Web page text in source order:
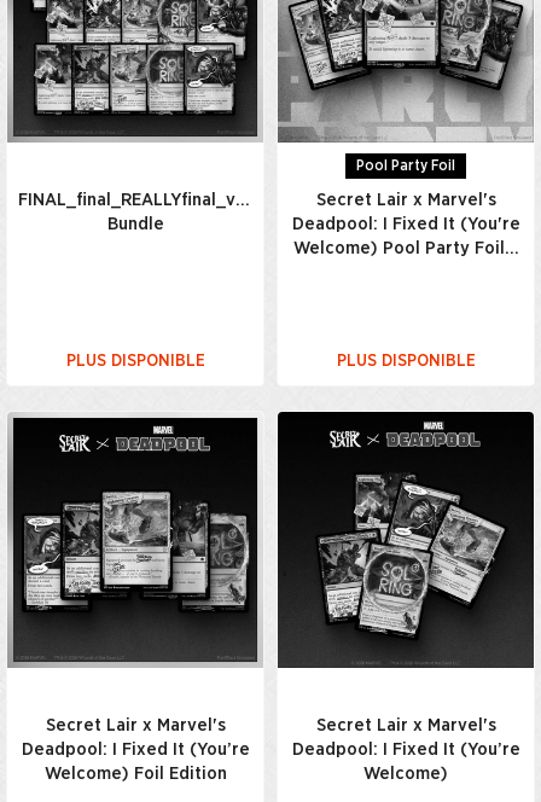
FINAL_final_REALLYfinal_v7_USETHISONE(2)_Everything
Bundle
PLUS DISPONIBLE
Pool Party Foil
Secret Lair x Marvel's
Deadpool: I Fixed It (You're
Welcome) Pool Party Foil…
PLUS DISPONIBLE
Secret Lair x Marvel's
Deadpool: I Fixed It (You’re
Welcome) Foil Edition
Secret Lair x Marvel's
Deadpool: I Fixed It (You’re
Welcome)